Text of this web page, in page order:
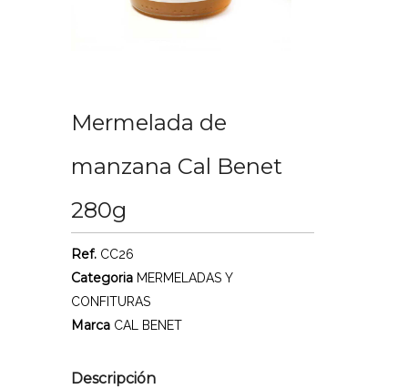
Mermelada de
manzana Cal Benet
280g
Ref. CC26
Categoria MERMELADAS Y
CONFITURAS
Marca CAL BENET
Descripción